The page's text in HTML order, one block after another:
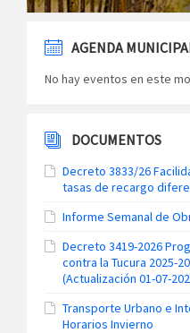
AGENDA
No hay eventos en este
DOCUMENTOS
Decreto 3833/26
tasas de recargo
Informe Semanal de
Decreto 3419-2026
contra la Tucura 2025-
(Actualización 01-07-
Transporte Urbano e
Horarios Invierno